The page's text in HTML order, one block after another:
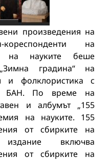
произведения на
на
на науките беше
градина“ на
и фолклористика с
БАН. По време на
и албумът „155
на науките. 155
от сбирките на
включва
от сбирките на